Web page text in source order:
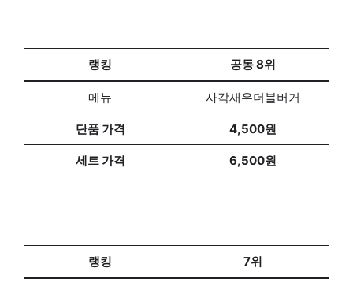
랭킹 공동 8위
메뉴 사각새우더블버거
단품 가격 4,500원
세트 가격 6,500원
랭킹 7위